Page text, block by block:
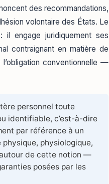
des recommandations,
volontaire des États. Le
engage juridiquement ses
contraignant en matière de
conventionnelle —
personnel toute
identifiable, c’est-à-dire
par référence à un
physiologique,
autour de cette notion —
posées par les